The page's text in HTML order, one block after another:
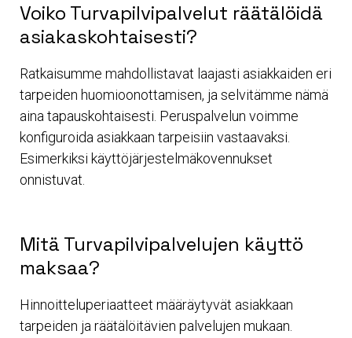
Voiko Turvapilvipalvelut räätälöidä
asiakaskohtaisesti?
Ratkaisumme mahdollistavat laajasti asiakkaiden eri
tarpeiden huomioonottamisen, ja selvitämme nämä
aina tapauskohtaisesti. Peruspalvelun voimme
konfiguroida asiakkaan tarpeisiin vastaavaksi.
Esimerkiksi käyttöjärjestelmäkovennukset
onnistuvat.
Mitä Turvapilvipalvelujen käyttö
maksaa?
Hinnoitteluperiaatteet määräytyvät asiakkaan
tarpeiden ja räätälöitävien palvelujen mukaan.